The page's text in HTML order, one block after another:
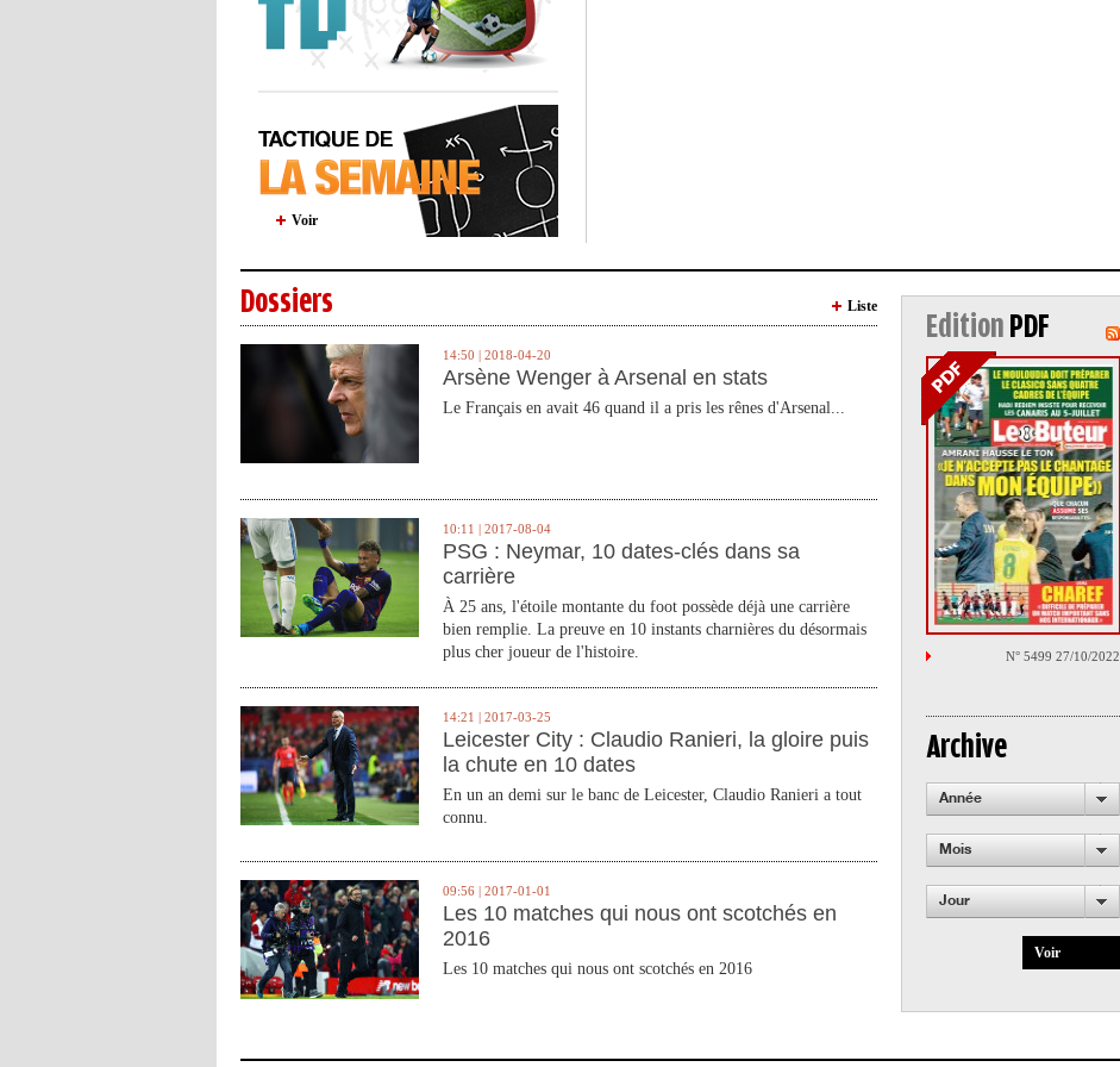
Voir
Dossiers Liste
14:50 | 2018-04-20
Arsène Wenger à Arsenal en stats
Le Français en avait 46 quand il a pris les rênes d'Arsenal...
10:11 | 2017-08-04
PSG : Neymar, 10 dates-clés dans sa
carrière
À 25 ans, l'étoile montante du foot possède déjà une carrière
bien remplie. La preuve en 10 instants charnières du désormais
plus cher joueur de l'histoire.
14:21 | 2017-03-25
Leicester City : Claudio Ranieri, la gloire puis
la chute en 10 dates
En un an demi sur le banc de Leicester, Claudio Ranieri a tout
connu.
09:56 | 2017-01-01
Les 10 matches qui nous ont scotchés en
2016
Les 10 matches qui nous ont scotchés en 2016
Edition PDF
N° 5499 27/10/2022
Archive
Année
Mois
Jour
Voir